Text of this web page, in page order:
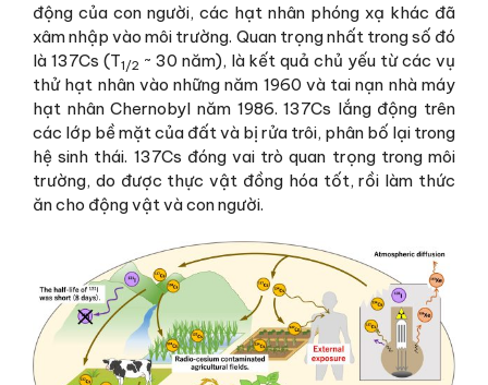
động của con người, các hạt nhân phóng xạ khác đã
xâm nhập vào môi trường. Quan trọng nhất trong số đó
là 137Cs (T1/2 ~ 30 năm), là kết quả chủ yếu từ các vụ
thử hạt nhân vào những năm 1960 và tai nạn nhà máy
hạt nhân Chernobyl năm 1986. 137Cs lắng động trên
các lớp bề mặt của đất và bị rửa trôi, phân bố lại trong
hệ sinh thái. 137Cs đóng vai trò quan trọng trong môi
trường, do được thực vật đồng hóa tốt, rồi làm thức
ăn cho động vật và con người.